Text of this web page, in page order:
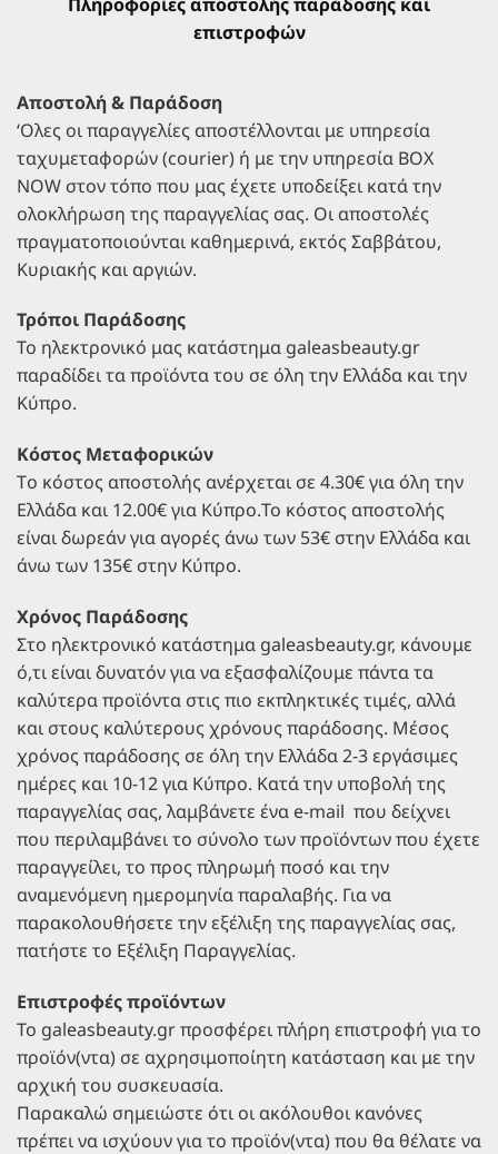
επιστροφών
Αποστολή & Παράδοση
‘Ολες οι παραγγελίες αποστέλλονται με υπηρεσία
ταχυμεταφορών (courier) ή με την υπηρεσία BOX
NOW στον τόπο που μας έχετε υποδείξει κατά την
ολοκλήρωση της παραγγελίας σας. Οι αποστολές
πραγματοποιούνται καθημερινά, εκτός Σαββάτου,
Κυριακής και αργιών.
Τρόποι Παράδοσης
Το ηλεκτρονικό μας κατάστημα galeasbeauty.gr
παραδίδει τα προϊόντα του σε όλη την Ελλάδα και την
Κύπρο.
Κόστος Μεταφορικών
Tο κόστος αποστολής ανέρχεται σε 4.30€ για όλη την
Ελλάδα και 12.00€ για Κύπρο.Το κόστος αποστολής
είναι δωρεάν για αγορές άνω των 53€ στην Ελλάδα και
άνω των 135€ στην Κύπρο.
Χρόνος Παράδοσης
Στο ηλεκτρονικό κατάστημα galeasbeauty.gr, κάνουμε
ό,τι είναι δυνατόν για να εξασφαλίζουμε πάντα τα
καλύτερα προϊόντα στις πιο εκπληκτικές τιμές, αλλά
και στους καλύτερους χρόνους παράδοσης. Μέσος
χρόνος παράδοσης σε όλη την Ελλάδα 2-3 εργάσιμες
ημέρες και 10-12 για Κύπρο. Κατά την υποβολή της
παραγγελίας σας, λαμβάνετε ένα e-mail που δείχνει
που περιλαμβάνει το σύνολο των προϊόντων που έχετε
παραγγείλει, το προς πληρωμή ποσό και την
αναμενόμενη ημερομηνία παραλαβής. Για να
παρακολουθήσετε την εξέλιξη της παραγγελίας σας,
πατήστε το Εξέλιξη Παραγγελίας.
Επιστροφές προϊόντων
Το galeasbeauty.gr προσφέρει πλήρη επιστροφή για το
προϊόν(ντα) σε αχρησιμοποίητη κατάσταση και με την
αρχική του συσκευασία.
Παρακαλώ σημειώστε ότι οι ακόλουθοι κανόνες
πρέπει να ισχύουν για το προϊόν(ντα) που θα θέλατε να